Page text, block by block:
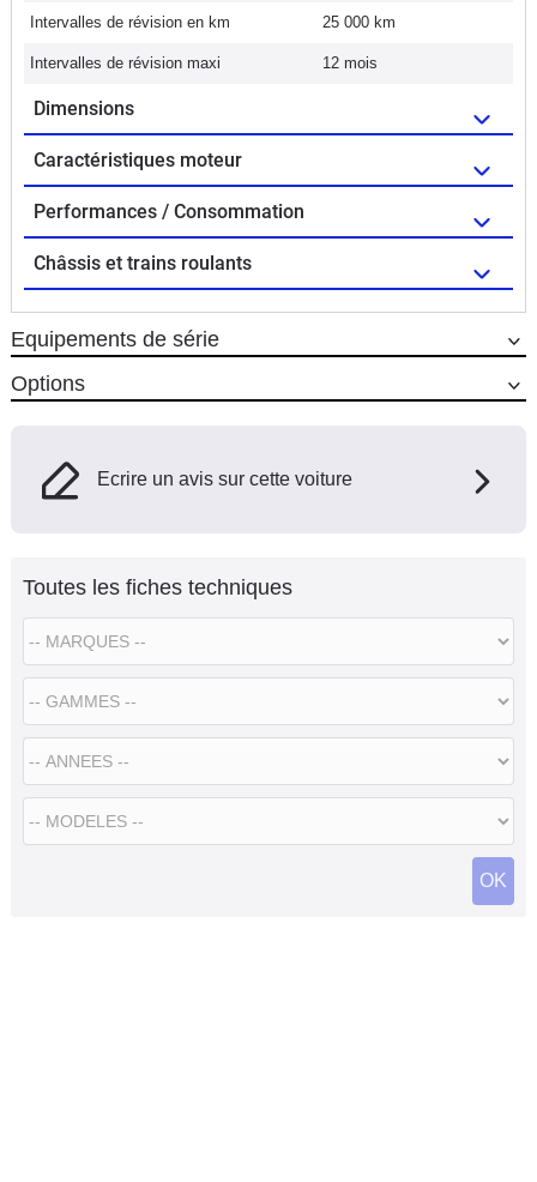
Intervalles de révision en km
25 000 km
Intervalles de révision maxi 12 mois
Dimensions
Caractéristiques moteur
Performances / Consommation
Châssis et trains roulants
Equipements de série
Options
Ecrire un avis sur cette voiture
Toutes les fiches techniques